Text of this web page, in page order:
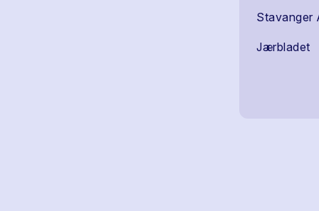
Stavanger
Jærbladet